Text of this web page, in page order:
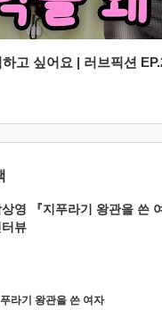
고 싶어요 | 러브픽션
상영 『지푸라기 왕관을 쓴
터뷰
라기 왕관을 쓴 여자